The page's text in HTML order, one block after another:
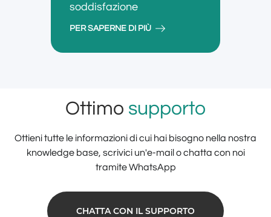
soddisfazione
PER SAPERNE DI PIÙ
Ottimo supporto
Ottieni tutte le informazioni di cui hai bisogno nella nostra
knowledge base, scrivici un'e-mail o chatta con noi
tramite WhatsApp
CHATTA CON IL SUPPORTO